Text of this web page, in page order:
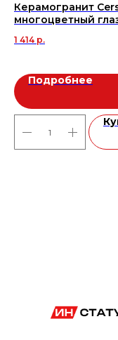
Керамогранит
многоцветный
1 414 р.
Подробнее